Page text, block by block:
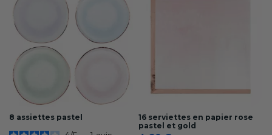
8 assiettes pastel
16 serviettes en papier rose
pastel et gold